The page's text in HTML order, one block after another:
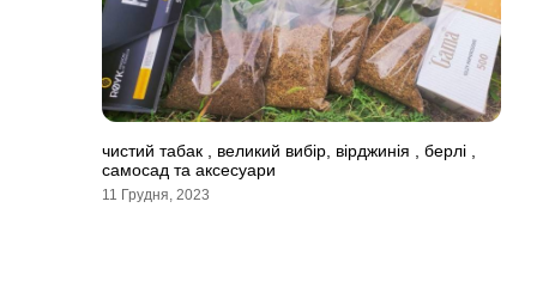
чистий табак , великий вибір, вірджинія , берлі ,
самосад та аксесуари
11 Грудня, 2023